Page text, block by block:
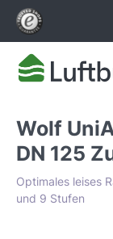
springen
Wolf
DN 125
Optimales leises
und 9 Stufen